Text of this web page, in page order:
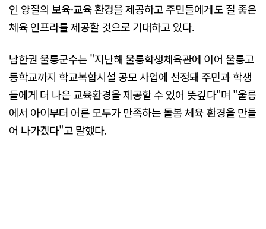
인 양질의 보육·교육 환경을 제공하고 주민들에게도 질 좋은
체육 인프라를 제공할 것으로 기대하고 있다.
남한권 울릉군수는 "지난해 울릉학생체육관에 이어 울릉고
등학교까지 학교복합시설 공모 사업에 선정돼 주민과 학생
들에게 더 나은 교육환경을 제공할 수 있어 뜻깊다"며 "울릉
에서 아이부터 어른 모두가 만족하는 돌봄 체육 환경을 만들
어 나가겠다"고 말했다.